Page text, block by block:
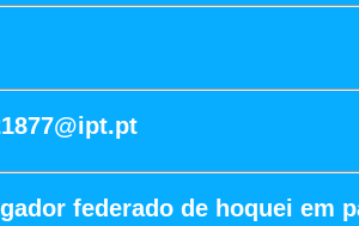
federado de hoquei em